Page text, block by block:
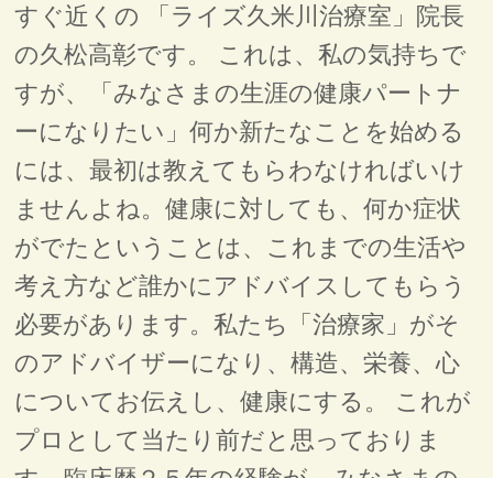
すぐ近くの 「ライズ久米川治療室」院長
の久松高彰です。 これは、私の気持ちで
すが、「みなさまの生涯の健康パートナ
ーになりたい」何か新たなことを始める
には、最初は教えてもらわなければいけ
ませんよね。健康に対しても、何か症状
がでたということは、これまでの生活や
考え方など誰かにアドバイスしてもらう
必要があります。私たち「治療家」がそ
のアドバイザーになり、構造、栄養、心
についてお伝えし、健康にする。 これが
プロとして当たり前だと思っておりま